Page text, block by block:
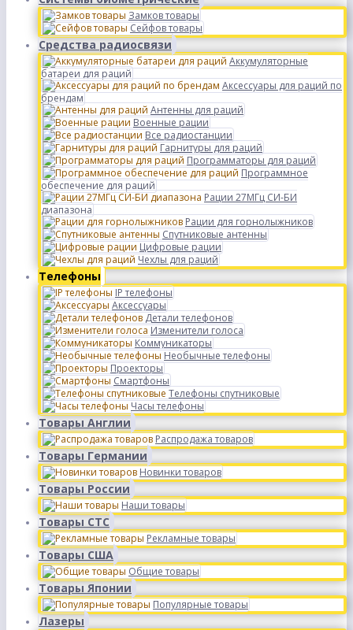
Замков товары
Сейфов товары
Средства радиосвязи
Аккумуляторные
батареи для раций
Аксессуары для раций по
брендам
Антенны для раций
Военные рации
Все радиостанции
Гарнитуры для раций
Программаторы для раций
Программное
обеспечение для раций
Рации 27МГц СИ-БИ
диапазона
Рации для горнолыжников
Спутниковые антенны
Цифровые рации
Чехлы для раций
Телефоны
IP телефоны
Аксессуары
Детали телефонов
Изменители голоса
Коммуникаторы
Необычные телефоны
Проекторы
Смартфоны
Телефоны спутниковые
Часы телефоны
Товары Англии
Распродажа товаров
Товары Германии
Новинки товаров
Товары России
Наши товары
Товары СТС
Рекламные товары
Товары США
Общие товары
Товары Японии
Популярные товары
Лазеры